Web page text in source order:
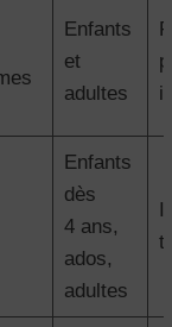
Enfants
et
adultes
Enfants
dès
4 ans,
ados,
adultes